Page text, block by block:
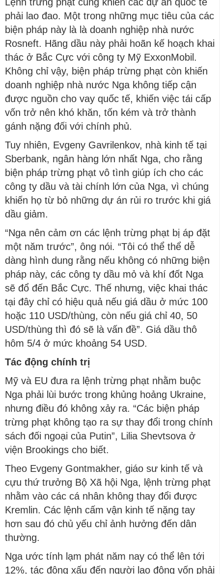
phải lao đao. Một trong những mục tiêu của các
biện pháp này là là doanh nghiệp nhà nước
Rosneft. Hãng dầu này phải hoãn kế hoạch khai
thác ở Bắc Cực với công ty Mỹ ExxonMobil.
Không chỉ vậy, biện pháp trừng phạt còn khiến
doanh nghiệp nhà nước Nga không tiếp cận
được nguồn cho vay quốc tế, khiến việc tái cấp
vốn trở nên khó khăn, tốn kém và trở thành
gánh nặng đối với chính phủ.
Tuy nhiên, Evgeny Gavrilenkov, nhà kinh tế tại
Sberbank, ngân hàng lớn nhất Nga, cho rằng
biện pháp trừng phạt vô tình giúp ích cho các
công ty dầu và tài chính lớn của Nga, vì chúng
khiến họ từ bỏ những dự án rủi ro trước khi giá
dầu giảm.
“Nga nên cảm ơn các lệnh trừng phạt bị áp đặt
một năm trước”, ông nói. “Tôi có thể thể dễ
dàng hình dung rằng nếu không có những biện
pháp này, các công ty dầu mỏ và khí đốt Nga
sẽ đổ đến Bắc Cực. Thế nhưng, việc khai thác
tại đây chỉ có hiệu quả nếu giá dầu ở mức 100
hoặc 110 USD/thùng, còn nếu giá chỉ 40, 50
USD/thùng thì đó sẽ là vấn đề”. Giá dầu thô
hôm 5/4 ở mức khoảng 54 USD.
Tác động chính trị
Mỹ và EU đưa ra lệnh trừng phạt nhằm buộc
Nga phải lùi bước trong khủng hoảng Ukraine,
nhưng điều đó không xảy ra. “Các biện pháp
trừng phạt không tạo ra sự thay đổi trong chính
sách đối ngoại của Putin”, Lilia Shevtsova ở
viện Brookings cho biết.
Theo Evgeny Gontmakher, giáo sư kinh tế và
cựu thứ trưởng Bộ Xã hội Nga, lệnh trừng phạt
nhằm vào các cá nhân không thay đổi được
Kremlin. Các lệnh cấm vận kinh tế nặng tay
hơn sau đó chủ yếu chỉ ảnh hưởng đến dân
thường.
Nga ước tính lạm phát năm nay có thể lên tới
12%, tác động xấu đến người lao động vốn phải